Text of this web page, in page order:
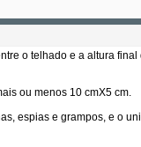
o telhado e a altura
ou menos 10 cmX5 cm.
espias e grampos, e o